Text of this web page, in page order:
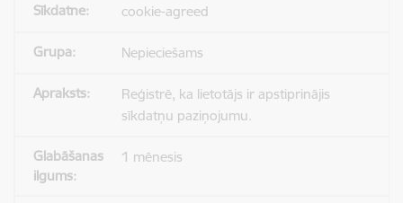
cookie-agreed
Nepieciešams
Reģistrē, ka lietotājs ir apstiprinājis
sīkdatņu paziņojumu.
1 mēnesis